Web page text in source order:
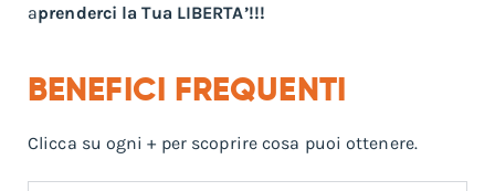
aprenderci la Tua LIBERTA’!!!
BENEFICI FREQUENTI
Clicca su ogni + per scoprire cosa puoi ottenere.